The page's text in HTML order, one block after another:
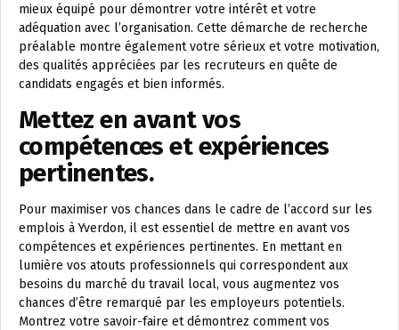
mieux équipé pour démontrer votre intérêt et votre
adéquation avec l’organisation. Cette démarche de recherche
préalable montre également votre sérieux et votre motivation,
des qualités appréciées par les recruteurs en quête de
candidats engagés et bien informés.
Mettez en avant vos
compétences et expériences
pertinentes.
Pour maximiser vos chances dans le cadre de l’accord sur les
emplois à Yverdon, il est essentiel de mettre en avant vos
compétences et expériences pertinentes. En mettant en
lumière vos atouts professionnels qui correspondent aux
besoins du marché du travail local, vous augmentez vos
chances d’être remarqué par les employeurs potentiels.
Montrez votre savoir-faire et démontrez comment vos